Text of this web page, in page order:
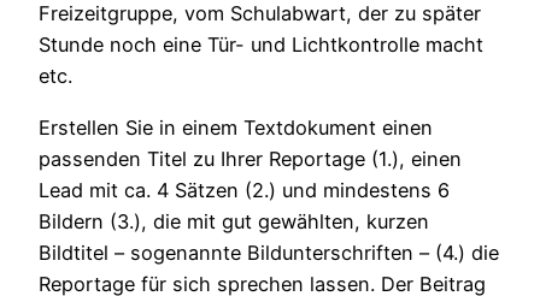
Freizeitgruppe, vom Schulabwart, der zu später
Stunde noch eine Tür- und Lichtkontrolle macht
etc.
Erstellen Sie in einem Textdokument einen
passenden Titel zu Ihrer Reportage (1.), einen
Lead mit ca. 4 Sätzen (2.) und mindestens 6
Bildern (3.), die mit gut gewählten, kurzen
Bildtitel – sogenannte Bildunterschriften – (4.) die
Reportage für sich sprechen lassen. Der Beitrag